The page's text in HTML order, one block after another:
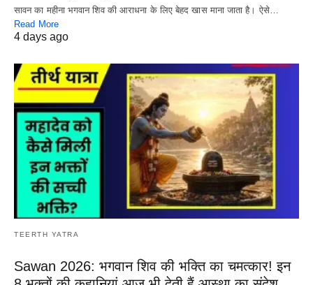
सावन का महीना भगवान शिव की आराधना के लिए बेहद खास माना जाता है। ऐसे…
Read More
4 days ago
TEERTH YATRA
Sawan 2026: भगवान शिव की भक्ति का चमत्कार! इन